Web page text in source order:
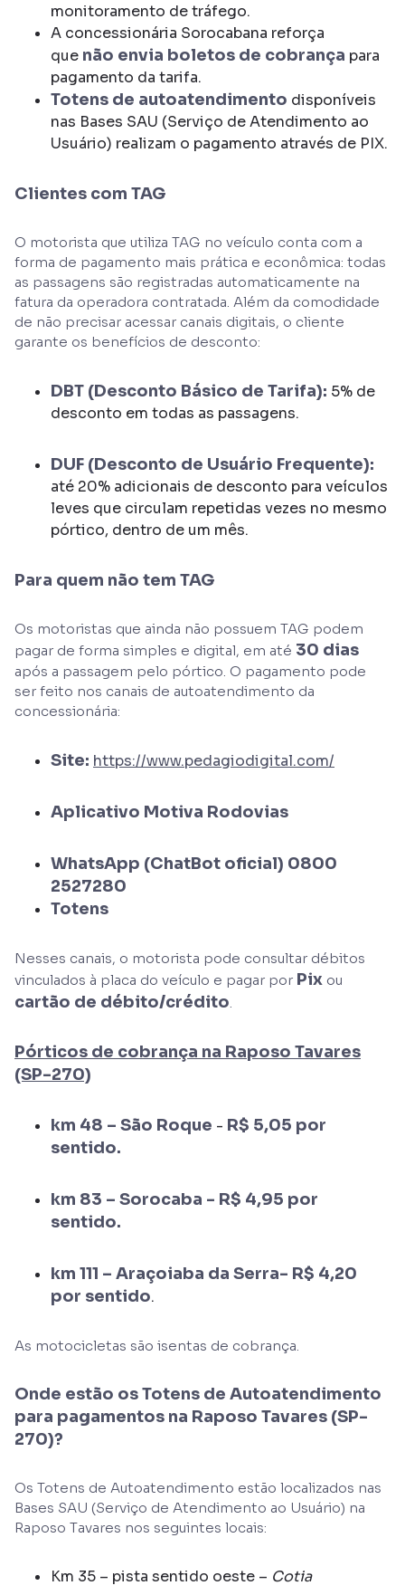
monitoramento de tráfego.
A concessionária Sorocabana reforça
que não envia boletos de cobrança para
pagamento da tarifa.
Totens de autoatendimento disponíveis
nas Bases SAU (Serviço de Atendimento ao
Usuário) realizam o pagamento através de PIX.
Clientes com TAG
O motorista que utiliza TAG no veículo conta com a
forma de pagamento mais prática e econômica: todas
as passagens são registradas automaticamente na
fatura da operadora contratada. Além da comodidade
de não precisar acessar canais digitais, o cliente
garante os benefícios de desconto:
DBT (Desconto Básico de Tarifa): 5% de
desconto em todas as passagens.
DUF (Desconto de Usuário Frequente):
até 20% adicionais de desconto para veículos
leves que circulam repetidas vezes no mesmo
pórtico, dentro de um mês.
Para quem não tem TAG
Os motoristas que ainda não possuem TAG podem
pagar de forma simples e digital, em até 30 dias
após a passagem pelo pórtico. O pagamento pode
ser feito nos canais de autoatendimento da
concessionária:
Site: https://www.pedagiodigital.com/
Aplicativo Motiva Rodovias
WhatsApp (ChatBot oficial) 0800
2527280
Totens
Nesses canais, o motorista pode consultar débitos
vinculados à placa do veículo e pagar por Pix ou
cartão de débito/crédito.
Pórticos de cobrança na Raposo Tavares
(SP-270)
km 48 – São Roque - R$ 5,05 por
sentido.
km 83 – Sorocaba - R$ 4,95 por
sentido.
km 111 – Araçoiaba da Serra- R$ 4,20
por sentido.
As motocicletas são isentas de cobrança.
Onde estão os Totens de Autoatendimento
para pagamentos na Raposo Tavares (SP-
270)?
Os Totens de Autoatendimento estão localizados nas
Bases SAU (Serviço de Atendimento ao Usuário) na
Raposo Tavares nos seguintes locais:
Km 35 – pista sentido oeste – Cotia